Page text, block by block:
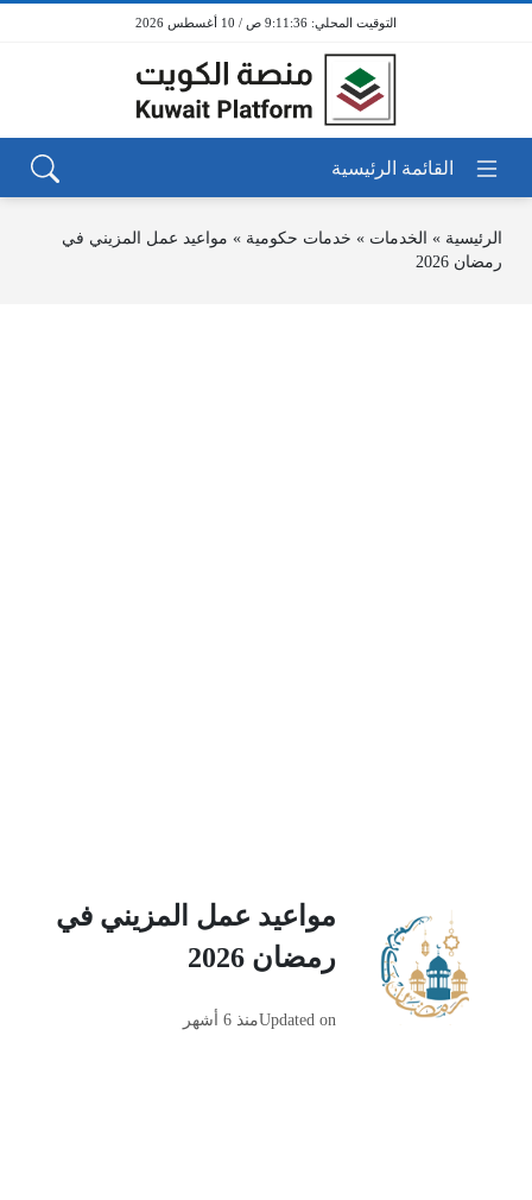
9:11:36 ص / 10 أغسطس 2026
الرئيسية » الخدمات » خدمات حكومية » مواعيد عمل المزيني في
رمضان 2026
مواعيد عمل المزيني في
رمضان 2026
Updated onمنذ 6 أشهر